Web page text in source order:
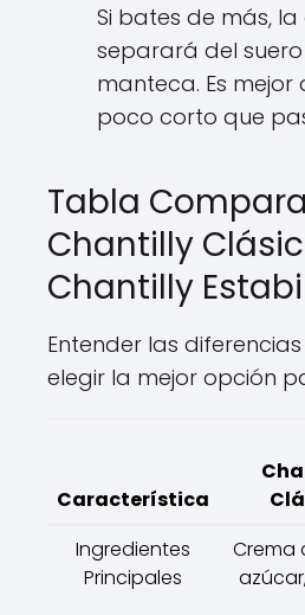
Si bates de más,
separará del
manteca. Es mejor
poco corto que
Tabla
Chantilly
Chantilly
Entender las
elegir la mejor opción
Característica
Ingredientes
Principales
Crema